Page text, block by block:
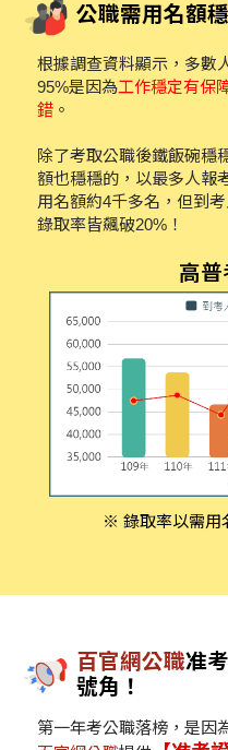
公職需用名額
根據調查資料顯示，多數
95%是因為工作穩定有保
錯。
除了考取公職後鐵飯碗穩
額也穩穩的，以最多人報
用名額約4千多名，但到
錄取率皆飆破20%！
高普
※ 錄取率以需用
百官網公職准
號角！
第一年考公職落榜，是因